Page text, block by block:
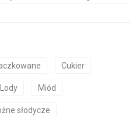
Cukier
Lody Miód
słodycze